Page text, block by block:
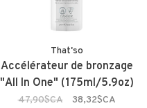
That'so
Accélérateur de bronzage
"All In One" (175ml/5.9oz)
47,90$CA 38,32$CA